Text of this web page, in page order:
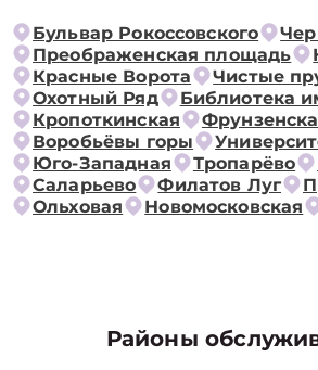
Бульвар Рокоссовского
Преображенская площадь
Красные Ворота
Чистые
Охотный Ряд
Библиотека
Кропоткинская
Воробьёвы горы
Юго-Западная
Тропарёво
Саларьево
Филатов Луг
Ольховая
Новомосковская
Районы